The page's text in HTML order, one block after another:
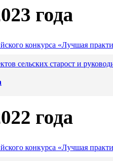
года
конкурса «Лучшая
сельских старост и
года
конкурса «Лучшая